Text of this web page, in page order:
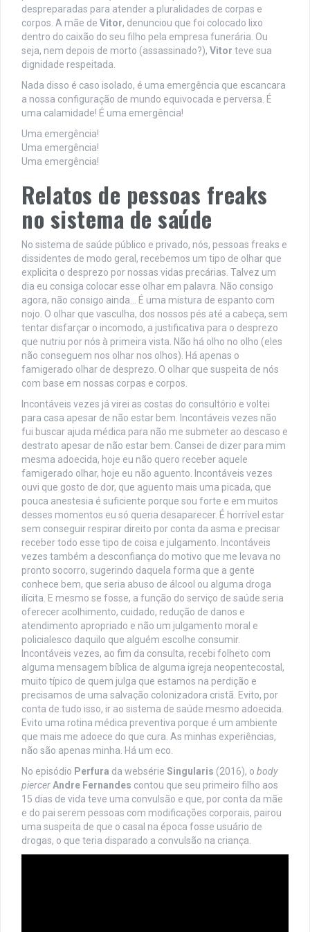
despreparadas para atender a pluralidades de corpas e
corpos. A mãe de Vitor, denunciou que foi colocado lixo
dentro do caixão do seu filho pela empresa funerária. Ou
seja, nem depois de morto (assassinado?), Vitor teve sua
dignidade respeitada.
Nada disso é caso isolado, é uma emergência que escancara
a nossa configuração de mundo equivocada e perversa. É
uma calamidade! É uma emergência!
Uma emergência!
Uma emergência!
Uma emergência!
Relatos de pessoas freaks
no sistema de saúde
No sistema de saúde público e privado, nós, pessoas freaks e
dissidentes de modo geral, recebemos um tipo de olhar que
explicita o desprezo por nossas vidas precárias. Talvez um
dia eu consiga colocar esse olhar em palavra. Não consigo
agora, não consigo ainda… É uma mistura de espanto com
nojo. O olhar que vasculha, dos nossos pés até a cabeça, sem
tentar disfarçar o incomodo, a justificativa para o desprezo
que nutriu por nós à primeira vista. Não há olho no olho (eles
não conseguem nos olhar nos olhos). Há apenas o
famigerado olhar de desprezo. O olhar que suspeita de nós
com base em nossas corpas e corpos.
Incontáveis vezes já virei as costas do consultório e voltei
para casa apesar de não estar bem. Incontáveis vezes não
fui buscar ajuda médica para não me submeter ao descaso e
destrato apesar de não estar bem. Cansei de dizer para mim
mesma adoecida, hoje eu não quero receber aquele
famigerado olhar, hoje eu não aguento. Incontáveis vezes
ouvi que gosto de dor, que aguento mais uma picada, que
pouca anestesia é suficiente porque sou forte e em muitos
desses momentos eu só queria desaparecer. É horrível estar
sem conseguir respirar direito por conta da asma e precisar
receber todo esse tipo de coisa e julgamento. Incontáveis
vezes também a desconfiança do motivo que me levava no
pronto socorro, sugerindo daquela forma que a gente
conhece bem, que seria abuso de álcool ou alguma droga
ilícita. E mesmo se fosse, a função do serviço de saúde seria
oferecer acolhimento, cuidado, redução de danos e
atendimento apropriado e não um julgamento moral e
policialesco daquilo que alguém escolhe consumir.
Incontáveis vezes, ao fim da consulta, recebi folheto com
alguma mensagem bíblica de alguma igreja neopentecostal,
muito típico de quem julga que estamos na perdição e
precisamos de uma salvação colonizadora cristã. Evito, por
conta de tudo isso, ir ao sistema de saúde mesmo adoecida.
Evito uma rotina médica preventiva porque é um ambiente
que mais me adoece do que cura. As minhas experiências,
não são apenas minha. Há um eco.
No episódio Perfura da websérie Singularis (2016), o body
piercerAndre Fernandes contou que seu primeiro filho aos
15 dias de vida teve uma convulsão e que, por conta da mãe
e do pai serem pessoas com modificações corporais, pairou
uma suspeita de que o casal na época fosse usuário de
drogas, o que teria disparado a convulsão na criança.